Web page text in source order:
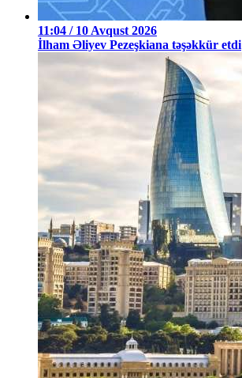
11:04 / 10 Avqust 2026
İlham Əliyev Pezeşkiana təşəkkür etdi